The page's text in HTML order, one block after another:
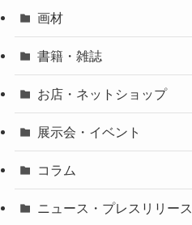
画材
書籍・雑誌
お店・ネットショップ
展示会・イベント
コラム
ニュース・プレスリリース